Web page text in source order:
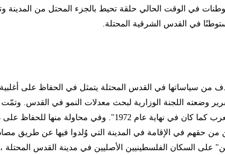
في الوقت الحالي حلقة تحيط بالجزء المحتل من المدينة
من سياساتها في القدس المحتلة يتمثل في الحفاظ على أغلبية
وقد ورد هذا التصريح رسميًا عام 1973 ضمن تقرير وضعته اللجنة الوزارية لبحث معدلات النمو في
التقرير أنه " بوجوب الحفاظ على التوازن الديموغرافي لليهود والعرب كما كان في نهاية عام 1972".
من حقهم في الإقامة في المدينة التي وُلدوا فيها عن طريق
السكان الفلسطينيين الأصليين في مدينة القدس المحتلة ،